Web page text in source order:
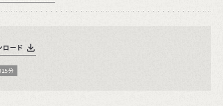
ロード
分